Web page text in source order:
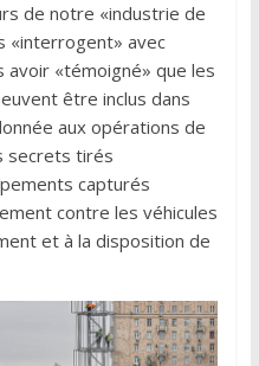
de notre «industrie de
«interrogent» avec
avoir «témoigné» que les
être inclus dans
aux opérations de
secrets tirés
capturés
contre les véhicules
et à la disposition de